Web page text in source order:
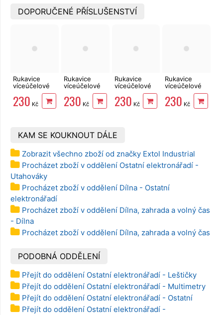
DOPORUČENÉ PŘÍSLUŠENSTVÍ
Rukavice
víceúčelové
Lobster L
230 Kč
Rukavice
víceúčelové
Lobster XL
230 Kč
Rukavice
víceúčelové
Lobster XXL
230 Kč
Rukavice
víceúčelové
Lobster XXXL
230 Kč
KAM SE KOUKNOUT DÁLE
Zobrazit všechno zboží od značky Extol Industrial
Procházet zboží v oddělení Ostatní elektronářadí -
Utahováky
Procházet zboží v oddělení Dílna - Ostatní
elektronářadí
Procházet zboží v oddělení Dílna, zahrada a volný čas
- Dílna
Procházet zboží v oddělení Dílna, zahrada a volný čas
PODOBNÁ ODDĚLENÍ
Přejít do oddělení Ostatní elektronářadí - Leštičky
Přejít do oddělení Ostatní elektronářadí - Multimetry
Přejít do oddělení Ostatní elektronářadí - Ostatní
Přejít do oddělení Ostatní elektronářadí -